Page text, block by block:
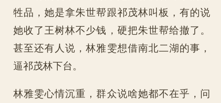
牲品，她是拿朱世帮跟祁茂林叫板，有的说
她收了王树林不少钱，硬把朱世帮给撤了。
甚至还有人说，林雅雯想借南北二湖的事，
逼祁茂林下台。
林雅雯心情沉重，群众说啥她都不在乎，问